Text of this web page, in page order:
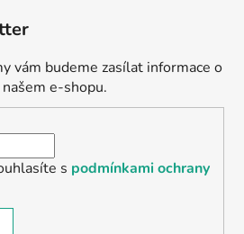
vám budeme zasílat informace o
e-shopu.
s podmínkami ochrany